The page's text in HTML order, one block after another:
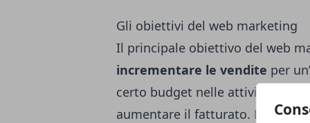
Gli obiettivi del web marketing
Il principale obiettivo del web
incrementare le vendite per
certo budget nelle attività di
aumentare il fatturato. Ma